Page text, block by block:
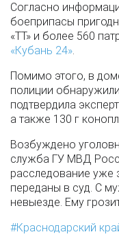
Согласно
боеприпасы
«ТТ» и более 560
«Кубань 24».
Помимо этого, в
полиции
подтвердила
а также 130 г
Возбуждено
служба ГУ МВД
расследование уже
переданы в суд. С
невыезде. Ему
Краснодарский